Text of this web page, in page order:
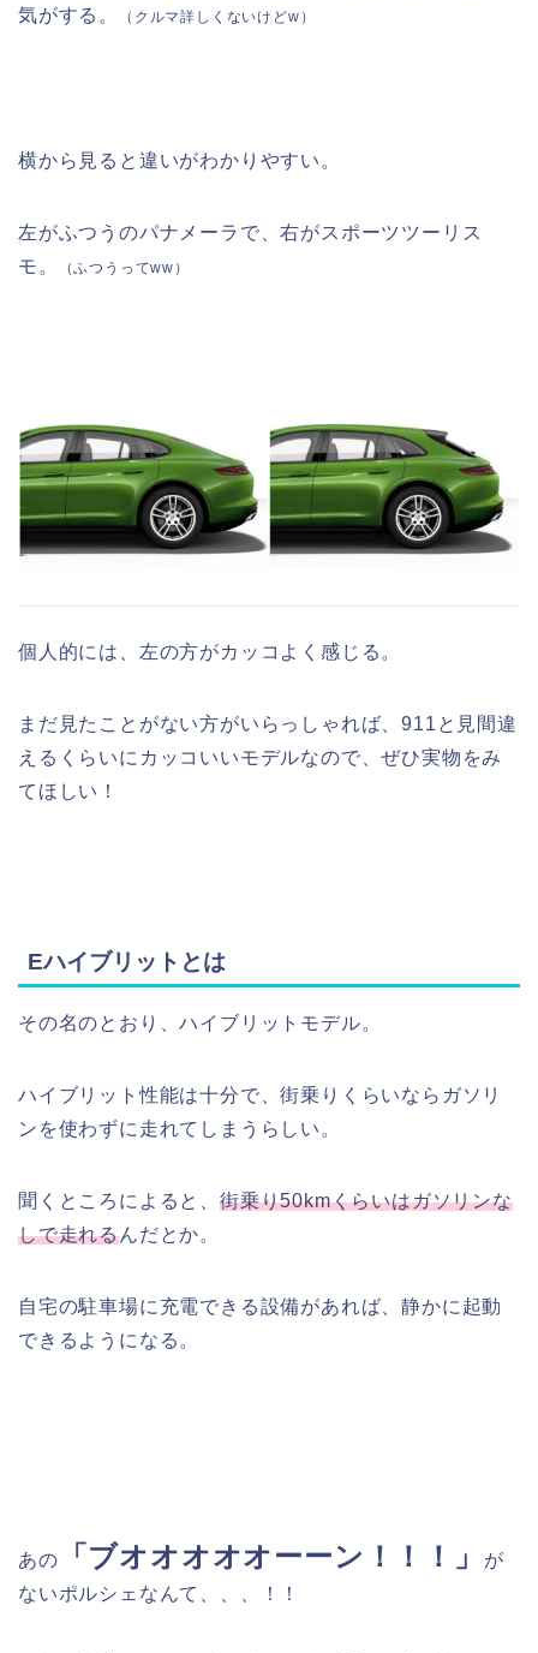
気がする。
（クルマ詳しくないけどw）
横から見ると違いがわかりやすい。
左がふつうのパナメーラで、右がスポーツツーリス
モ。
（ふつうってww）
個人的には、左の方がカッコよく感じる。
まだ見たことがない方がいらっしゃれば、911と見間違
えるくらいにカッコいいモデルなので、ぜひ実物をみ
てほしい！
Eハイブリットとは
その名のとおり、ハイブリットモデル。
ハイブリット性能は十分で、街乗りくらいならガソリ
ンを使わずに走れてしまうらしい。
聞くところによると、街乗り50kmくらいはガソリンな
しで走れるんだとか。
自宅の駐車場に充電できる設備があれば、静かに起動
できるようになる。
あの 「ブオオオオオーーン！！！」
が
ないポルシェなんて、、、！！